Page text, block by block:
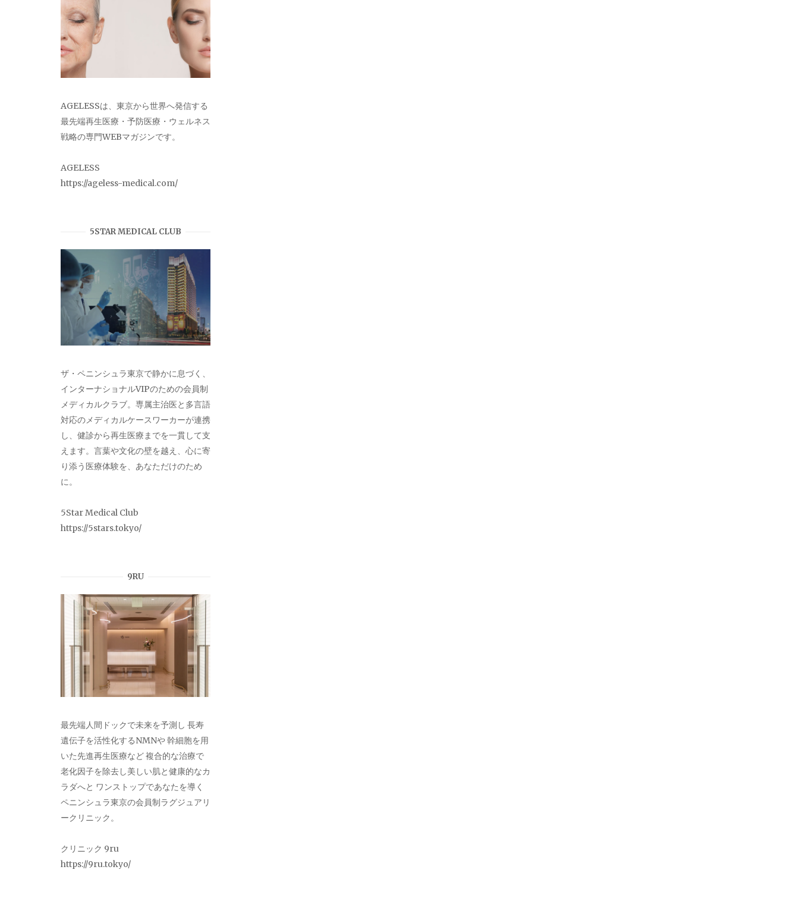
AGELESSは、東京から世界へ発信する
最先端再生医療・予防医療・ウェルネス
戦略の専門WEBマガジンです。
AGELESS
https://ageless-medical.com/
5STAR MEDICAL CLUB
ザ・ペニンシュラ東京で静かに息づく、
インターナショナルVIPのための会員制
メディカルクラブ。専属主治医と多言語
対応のメディカルケースワーカーが連携
し、健診から再生医療までを一貫して支
えます。言葉や文化の壁を越え、心に寄
り添う医療体験を、あなただけのため
に。
5Star Medical Club
https://5stars.tokyo/
9RU
最先端人間ドックで未来を予測し 長寿
遺伝子を活性化するNMNや 幹細胞を用
いた先進再生医療など 複合的な治療で
老化因子を除去し美しい肌と健康的なカ
ラダへと ワンストップであなたを導く
ペニンシュラ東京の会員制ラグジュアリ
ークリニック。
クリニック 9ru
https://9ru.tokyo/